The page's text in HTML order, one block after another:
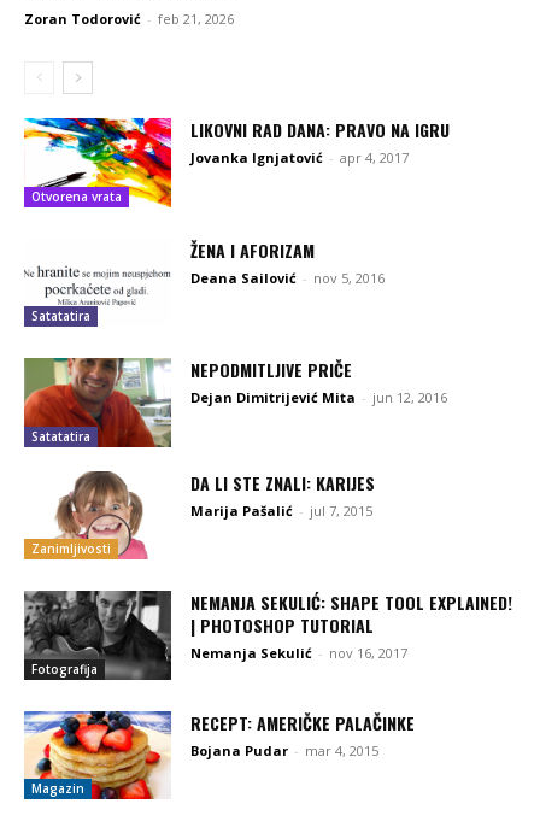
Zoran Todorović - feb 21, 2026
Otvorena vrata
LIKOVNI RAD DANA: PRAVO NA IGRU
Jovanka Ignjatović - apr 4, 2017
Satatatira
ŽENA I AFORIZAM
Deana Sailović - nov 5, 2016
Satatatira
NEPODMITLJIVE PRIČE
Dejan Dimitrijević Mita - jun 12, 2016
Zanimljivosti
DA LI STE ZNALI: KARIJES
Marija Pašalić - jul 7, 2015
Fotografija
NEMANJA SEKULIĆ: SHAPE TOOL EXPLAINED!
| PHOTOSHOP TUTORIAL
Nemanja Sekulić - nov 16, 2017
Magazin
RECEPT: AMERIČKE PALAČINKE
Bojana Pudar - mar 4, 2015